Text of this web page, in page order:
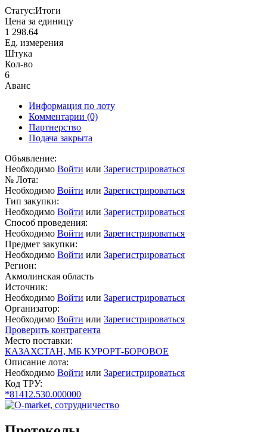
Статус:Итоги
Цена за единицу
1 298.64
Ед. измерения
Штука
Кол-во
6
Аванс
Информация по лоту
Комментарии (0)
Партнерство
Подача закрыта
Объявление:
Необходимо Войти или Зарегистрироваться
№ Лота:
Необходимо Войти или Зарегистрироваться
Тип закупки:
Необходимо Войти или Зарегистрироваться
Способ проведения:
Необходимо Войти или Зарегистрироваться
Предмет закупки:
Необходимо Войти или Зарегистрироваться
Регион:
Акмолинская область
Источник:
Необходимо Войти или Зарегистрироваться
Организатор:
Необходимо Войти или Зарегистрироваться
Проверить контрагента
Место поставки:
КАЗАХСТАН, МБ КУРОРТ-БОРОВОЕ
Описание лота:
Необходимо Войти или Зарегистрироваться
Код ТРУ:
*81412.530.000000